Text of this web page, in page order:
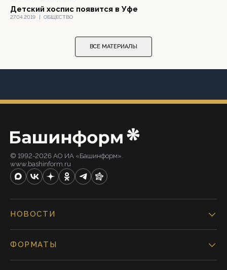
27.04.2019 | ОБЩЕСТВО
Детский хоспис появится в Уфе
ВСЕ МАТЕРИАЛЫ
© 1992-2026 АО ИА «Башинформ».
www.bashinform.ru
НОВОСТИ
ФОРМАТЫ